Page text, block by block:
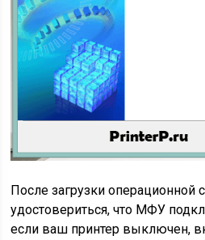
После загрузки операционной
удостовериться, что МФУ
если ваш принтер выключен,